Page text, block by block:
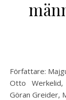
Författare: Majgull Axelsson, Stina Stoor, Anneli Jordahl, Carl
Otto
Göran Greider,